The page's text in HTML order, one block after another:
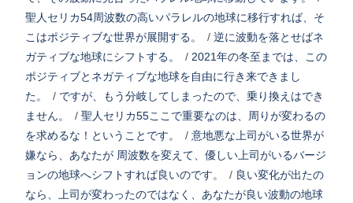
聖人セリカ54周波数の高いパラレルの地球に移行すれば、そ
こはポジティブな世界が展開する。
/ 逆に波動を落とせばネ
ガティブな地球にシフトする。
/ 2021年の冬至までは、この
ポジティブとネガティブな地球を自由に行き来できまし
た。
/ ですが、もう分岐してしまったので、乗り換えはでき
ません。
/ 聖人セリカ55ここで重要なのは、周りが変わるの
を求めるな！ということです。
/ 意地悪な上司がいる世界が
嫌なら、あなたが 周波数を変えて、優しい上司がいるバージ
ョンの地球へシフトすれば良いのです。
/ 良い変化が出たの
なら、上司が変わったのではなく、あなたが良い波動の地球